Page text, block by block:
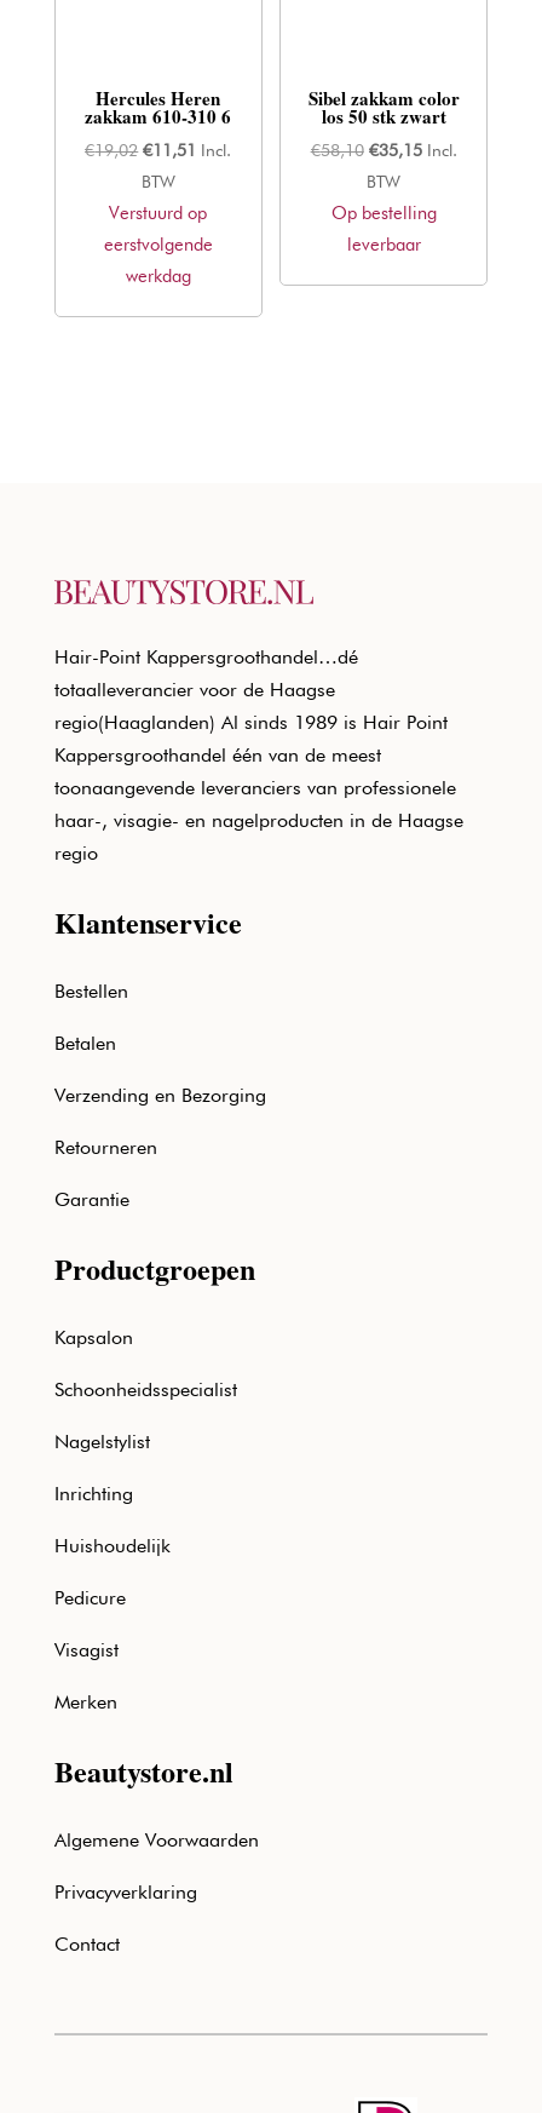
Hercules Heren
zakkam 610-310 6
€19,02 Oorspronkelijke
prijs
was:
€19,02.
€11,51 Huidige
is:
€11,51.
Incl.
BTW
Verstuurd op
eerstvolgende
werkdag
Sibel zakkam color
los 50 stk zwart
€58,10 Oorspronkelijke
prijs
was:
€58,10.
€35,15Huidige
is:
€35,15.
Incl.
BTW
Op bestelling
leverbaar
Hair-Point Kappersgroothandel…dé
totaalleverancier voor de Haagse
regio(Haaglanden) Al sinds 1989 is Hair Point
Kappersgroothandel één van de meest
toonaangevende leveranciers van professionele
haar-, visagie- en nagelproducten in de Haagse
regio
Klantenservice
Bestellen
Betalen
Verzending en Bezorging
Retourneren
Garantie
Productgroepen
Kapsalon
Schoonheidsspecialist
Nagelstylist
Inrichting
Huishoudelijk
Pedicure
Visagist
Merken
Beautystore.nl
Algemene Voorwaarden
Privacyverklaring
Contact